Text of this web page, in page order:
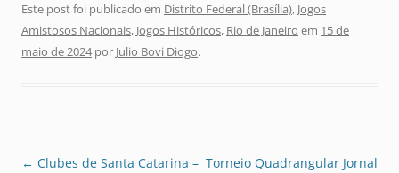
Este post foi publicado em Distrito Federal (Brasília), Jogos
Amistosos Nacionais, Jogos Históricos, Rio de Janeiro em 15 de
maio de 2024por Julio Bovi Diogo.
Navegação
← Clubes de Santa Catarina – Torneio Quadrangular Jornal